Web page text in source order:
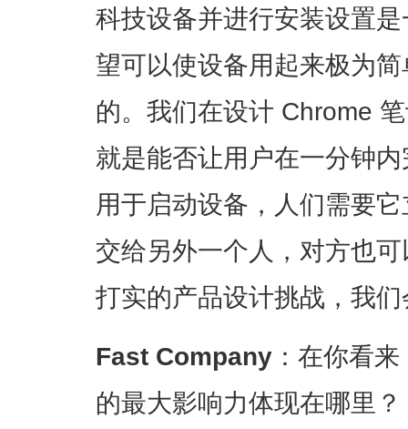
科技设备并进行安装设置
望可以使设备用起来极为
的。我们在设计 Chrome
就是能否让用户在一分钟
用于启动设备，人们需要
交给另外一个人，对方也
打实的产品设计挑战，我
Fast Company ：在你看
的最大影响力体现在哪里？